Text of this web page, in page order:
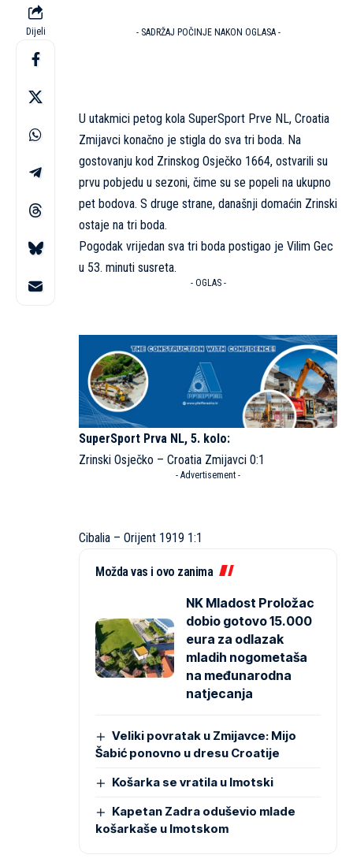
Dijeli - SADRŽAJ POČINJE NAKON OGLASA -
U utakmici petog kola SuperSport Prve NL, Croatia
Zmijavci konačno je stigla do sva tri boda. Na
gostovanju kod Zrinskog Osječko 1664, ostvarili su
prvu pobjedu u sezoni, čime su se popeli na ukupno
pet bodova. S druge strane, današnji domaćin Zrinski
ostaje na tri boda.
Pogodak vrijedan sva tri boda postigao je Vilim Gec
u 53. minuti susreta.
- OGLAS -
SuperSport Prva NL, 5. kolo:
Zrinski Osječko – Croatia Zmijavci 0:1
- Advertisement -
Cibalia – Orijent 1919 1:1
Možda vas i ovo zanima
NK Mladost Proložac
dobio gotovo 15.000
eura za odlazak
mladih nogometaša
na međunarodna
natjecanja
Veliki povratak u Zmijavce: Mijo
Šabić ponovno u dresu Croatije
Košarka se vratila u Imotski
Kapetan Zadra oduševio mlade
košarkaše u Imotskom